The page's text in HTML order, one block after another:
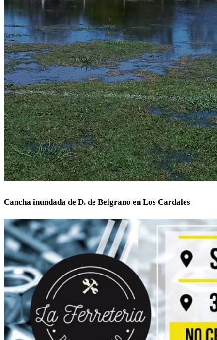
Cancha inundada de D. de Belgrano en Los Cardales